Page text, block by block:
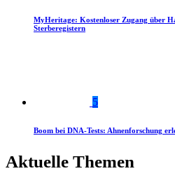
MyHeritage: Kostenloser Zugang über
Sterberegistern
5
Boom bei DNA-Tests: Ahnenforschung
Aktuelle Themen